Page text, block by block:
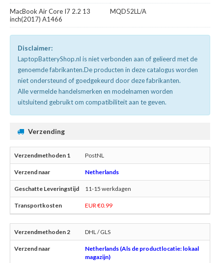
MacBook Air Core I7 2.2 13
inch(2017) A1466
MQD52LL/A
Disclaimer:
LaptopBatteryShop.nl is niet verbonden aan of gelieerd met de
genoemde fabrikanten.De producten in deze catalogus worden
niet ondersteund of goedgekeurd door deze fabrikanten.
Alle vermelde handelsmerken en modelnamen worden
uitsluitend gebruikt om compatibiliteit aan te geven.
Verzending
PostNL
Netherlands
11-15 werkdagen
EUR €0.99
DHL / GLS
Netherlands (Als de productlocatie: lokaal
magazijn)